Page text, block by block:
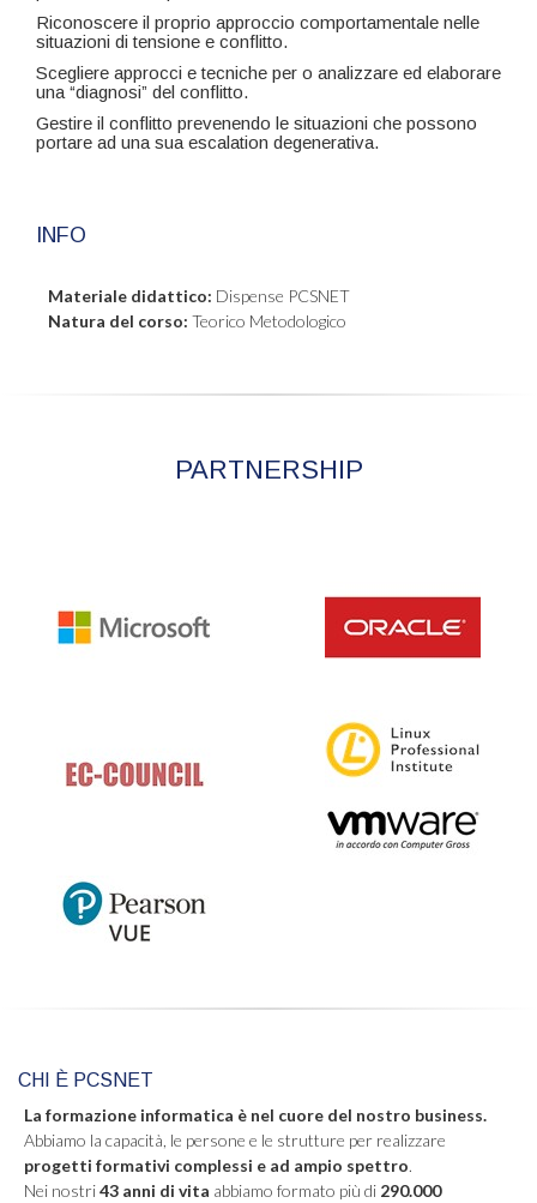
Riconoscere il proprio approccio comportamentale nelle
situazioni di tensione e conflitto.
Scegliere approcci e tecniche per o analizzare ed elaborare
una “diagnosi” del conflitto.
Gestire il conflitto prevenendo le situazioni che possono
portare ad una sua escalation degenerativa.
INFO
Materiale didattico: Dispense PCSNET
Natura del corso: Teorico Metodologico
PARTNERSHIP
CHI È PCSNET
La formazione informatica è nel cuore del nostro business.
Abbiamo la capacità, le persone e le strutture per realizzare
progetti formativi complessi e ad ampio spettro.
Nei nostri43 anni di vita abbiamo formato più di 290.000